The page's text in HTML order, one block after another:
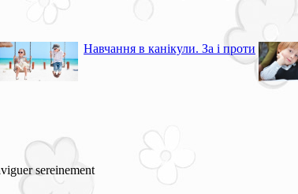
Навчання в канікули. За і проти
sereinement